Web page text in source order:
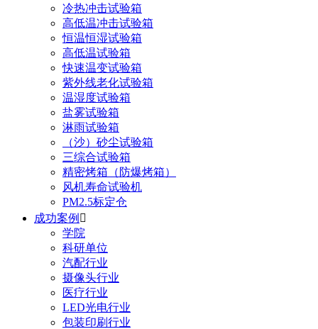
冷热冲击试验箱
高低温冲击试验箱
恒温恒湿试验箱
高低温试验箱
快速温变试验箱
紫外线老化试验箱
温湿度试验箱
盐雾试验箱
淋雨试验箱
（沙）砂尘试验箱
三综合试验箱
精密烤箱（防爆烤箱）
风机寿命试验机
PM2.5标定仓
成功案例 
学院
科研单位
汽配行业
摄像头行业
医疗行业
LED光电行业
包装印刷行业